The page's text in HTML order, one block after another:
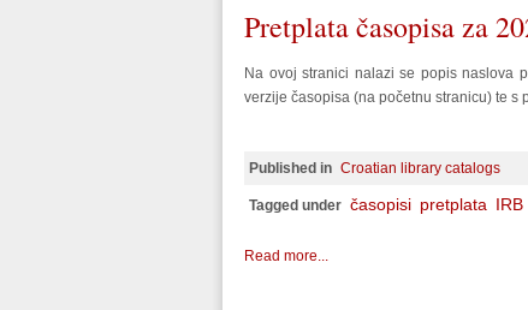
Pretplata časopisa za
Na ovoj stranici nalazi se popis naslova
verzije časopisa (na početnu stranicu) te
Published in Croatian library catalogs
Tagged under časopisi pretplata IRB
Read more...